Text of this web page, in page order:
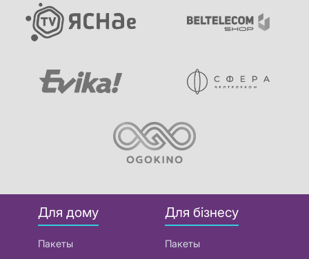
Для дому
Пакеты
Для бізнесу
Пакеты